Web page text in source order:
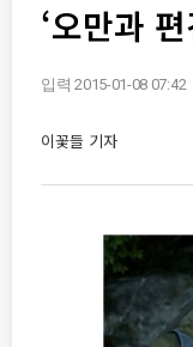
‘오만과
입력 2015-01-08 07:42
이꽃들 기자